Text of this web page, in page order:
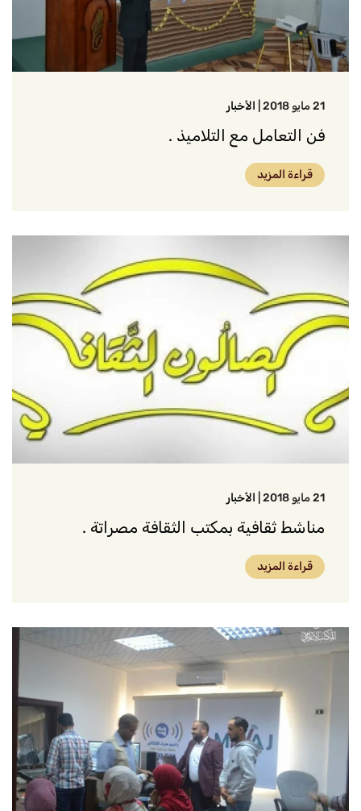
21 مايو 2018 الأخبار
فن التعامل مع التلاميذ .
قراءة المزيد
21 مايو 2018 الأخبار
مناشط ثقافية بمكتب الثقافة مصراتة .
قراءة المزيد